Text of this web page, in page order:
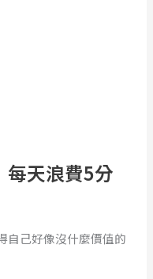
每天浪費5分
自己好像沒什麼價值的